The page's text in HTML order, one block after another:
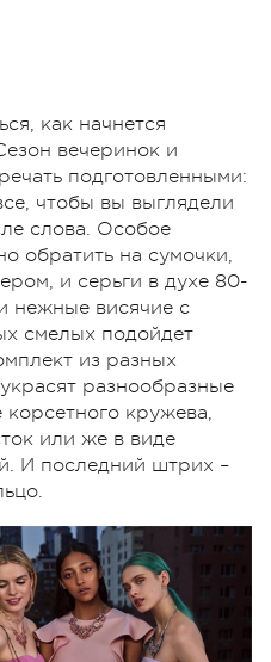
как начнется
вечеринок и
подготовленными:
чтобы вы выглядели
слова. Особое
обратить на сумочки,
и серьги в духе 80-
нежные висячие с
смелых подойдет
из разных
разнообразные
кружева,
или же в виде
И последний штрих –